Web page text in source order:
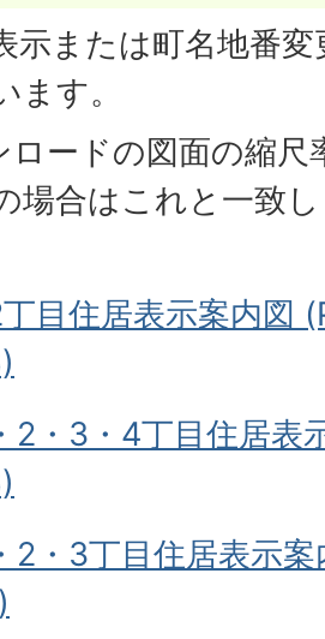
示または町名地番
ます。
ロードの図面の縮
場合はこれと一致
目住居表示案内図
2・3・4丁目住居表
2・3丁目住居表示